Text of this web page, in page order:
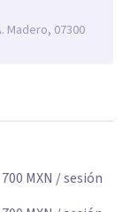
Madero, 07300
700 MXN / sesión